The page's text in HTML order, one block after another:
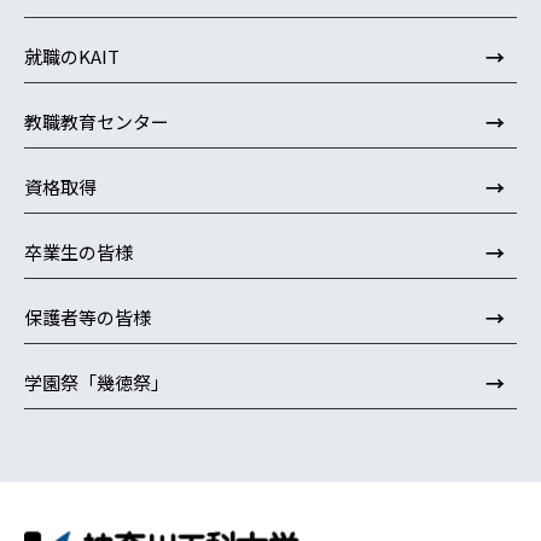
就職のKAIT →
教職教育センター →
資格取得 →
卒業生の皆様 →
保護者等の皆様 →
学園祭「幾徳祭」 →